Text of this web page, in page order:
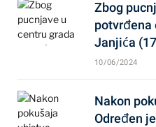
Zbog
potvrđena
Janjića
10/06/2024
Nakon
Određen